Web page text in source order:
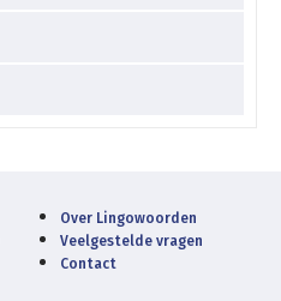
Over Lingowoorden
Veelgestelde vragen
Contact